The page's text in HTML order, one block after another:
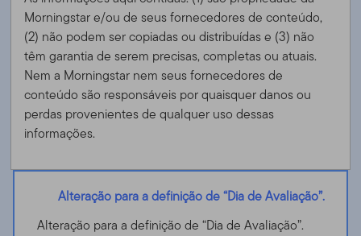
Morningstar e/ou de seus fornecedores de conteúdo,
(2) não podem ser copiadas ou distribuídas e (3) não
têm garantia de serem precisas, completas ou atuais.
Nem a Morningstar nem seus fornecedores de
conteúdo são responsáveis ​​por quaisquer danos ou
perdas provenientes de qualquer uso dessas
informações.
Alteração para a definição de “Dia de Avaliação”.
Alteração para a definição de “Dia de Avaliação”.